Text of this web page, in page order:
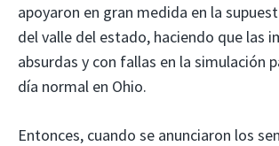
apoyaron en gran medida en la
del valle del estado, haciendo que las
absurdas y con fallas en la simulación
día normal en Ohio.
Entonces, cuando se anunciaron los